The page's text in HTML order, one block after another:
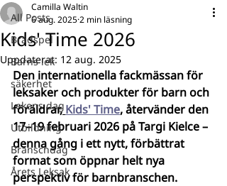
All Posts
Brädspel
Barns lek
säkerhet
Lekens dag
Utbildning
Branschdag
Årets Leksak
Kids' Time 2026
Camilla Waltin
6 aug. 20252 min läsning
Uppdaterat: 12 aug. 2025
Den internationella fackmässan för
leksaker och produkter för barn och
föräldrar, Kids' Time, återvänder den
17–19 februari 2026 på Targi Kielce –
denna gång i ett nytt, förbättrat
format som öppnar helt nya
perspektiv för barnbranschen.